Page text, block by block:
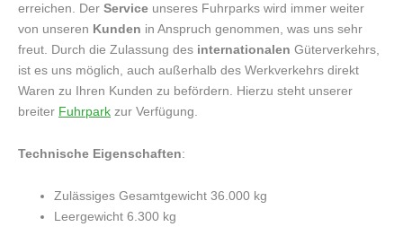
erreichen. Der Service unseres Fuhrparks wird immer weiter
von unseren Kunden in Anspruch genommen, was uns sehr
freut. Durch die Zulassung des internationalen Güterverkehrs,
ist es uns möglich, auch außerhalb des Werkverkehrs direkt
Waren zu Ihren Kunden zu befördern. Hierzu steht unserer
breiter Fuhrpark zur Verfügung.
Technische Eigenschaften:
Zulässiges Gesamtgewicht 36.000 kg
Leergewicht 6.300 kg